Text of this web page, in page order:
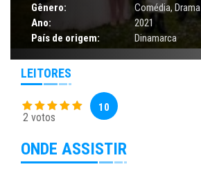
Gênero:
Comédia, Drama
Ano:
2021
País de origem:
Dinamarca
LEITORES
2 votos
10
ONDE ASSISTIR